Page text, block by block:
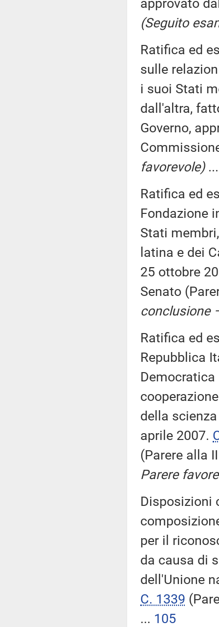
approvato
(Seguito
Ratifica ed
sulle
i suoi Stati
dall'altra,
Governo,
favorevole)
Ratifica ed
Fondazione
Stati
latina e dei
25 ottobre
Senato
conclusione
Ratifica ed
Repubblica
della
aprile 2007.
(Parere alla
Parere
Disposizioni
per il
da causa di
dell'Unione
C. 1339
... 105